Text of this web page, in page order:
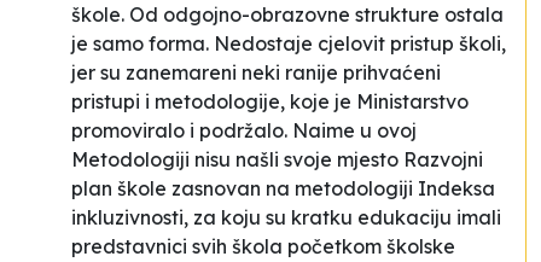
škole. Od odgojno-obrazovne strukture ostala
je samo forma. Nedostaje cjelovit pristup školi,
jer su zanemareni neki ranije prihvaćeni
pristupi i metodologije, koje je Ministarstvo
promoviralo i podržalo. Naime u ovoj
Metodologiji nisu našli svoje mjesto Razvojni
plan škole zasnovan na metodologiji Indeksa
inkluzivnosti, za koju su kratku edukaciju imali
predstavnici svih škola početkom školske